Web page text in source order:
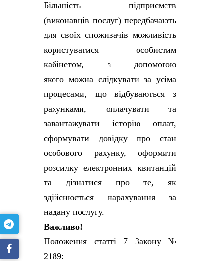
Більшість підприємств
(виконавців послуг) передбачають
для своїх споживачів можливість
користуватися особистим
кабінетом, з допомогою
якого можна слідкувати за усіма
процесами, що відбуваються з
рахунками, оплачувати та
завантажувати історію оплат,
сформувати довідку про стан
особового рахунку, оформити
розсилку електронних квитанцій
та дізнатися про те, як
здійснюється нарахування за
надану послугу.
Важливо!
Положення статті 7 Закону №
2189: